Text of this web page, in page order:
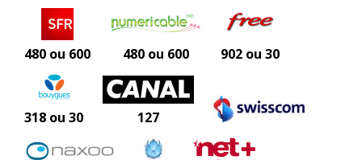
480 ou 600 480 ou 600 902 ou 30
318 ou 30 127